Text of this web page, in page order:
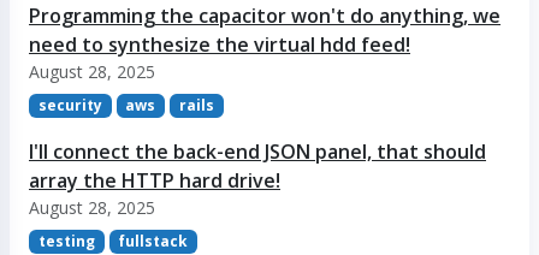
Programming the capacitor won't do anything, we
need to synthesize the virtual hdd feed!
August 28, 2025
security aws rails
I'll connect the back-end JSON panel, that should
array the HTTP hard drive!
August 28, 2025
testing fullstack